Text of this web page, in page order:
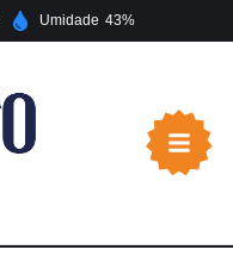
Umidade 43